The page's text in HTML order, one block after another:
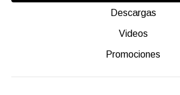
Descargas
Videos
Promociones